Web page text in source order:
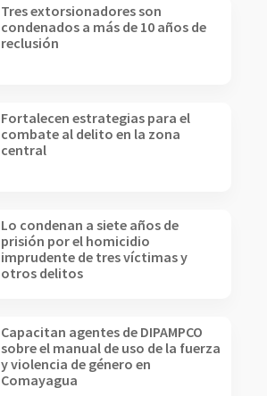
Tres extorsionadores son
condenados a más de 10 años de
reclusión
Fortalecen estrategias para el
combate al delito en la zona
central
Lo condenan a siete años de
prisión por el homicidio
imprudente de tres víctimas y
otros delitos
Capacitan agentes de DIPAMPCO
sobre el manual de uso de la fuerza
y violencia de género en
Comayagua